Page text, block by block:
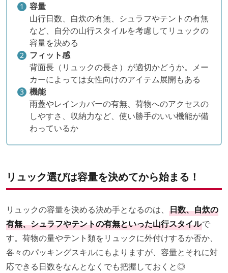
容量
山行日数、自炊の有無、シュラフやテントの有無
など、自分の山行スタイルを考慮してリュックの
容量を決める
フィット感
背面長（リュックの長さ）が適切かどうか。メー
カーによっては女性向けのアイテム展開もある
機能
雨蓋やレインカバーの有無、荷物へのアクセスの
しやすさ、収納力など、使い勝手のいい機能が備
わっているか
リュック選びは容量を決めてから始まる！
リュックの容量を決める決め手となるのは、 日数、自炊の
有無、シュラフやテントの有無といった山行スタイルで
す。荷物の量やテント類をリュックに外付けするか否か、
各々のパッキングスキルにもよりますが、容量とそれに対
応できる日数をなんとなくでも把握しておくと◎